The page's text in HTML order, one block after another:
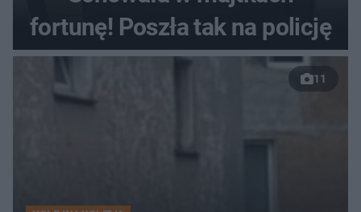
fortunę! Poszła tak na policję
11